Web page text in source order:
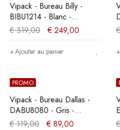
Vipack - Bureau Billy -
BIBU1214 - Blanc -
60x75,2x125cm
€319,00 € 249,00
Ajouter au panier
€
PROMO
Vipack - Bureau Dallas -
DABU8080 - Gris -
50x150,6x80,5cm
€119,00 € 89,00 €